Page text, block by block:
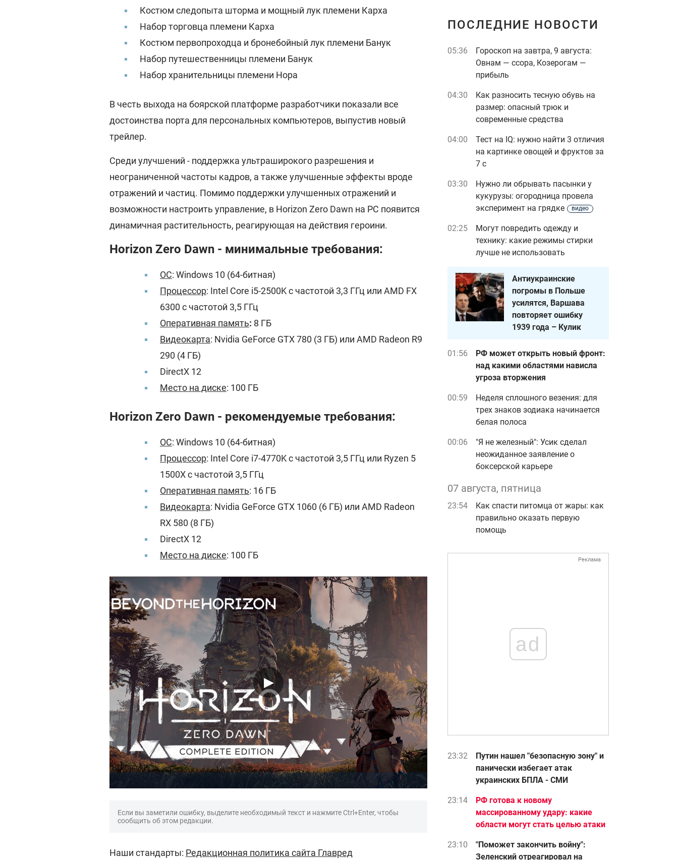
Костюм следопыта шторма и мощный лук племени Карха
Набор торговца племени Карха
Костюм первопроходца и бронебойный лук племени Банук
Набор путешественницы племени Банук
Набор хранительницы племени Нора
В честь выхода на боярской платформе разработчики показали все
достоинства порта для персональных компьютеров, выпустив новый
трейлер.
Среди улучшений - поддержка ультраширокого разрешения и
неограниченной частоты кадров, а также улучшенные эффекты вроде
отражений и частиц. Помимо поддержки улучшенных отражений и
возможности настроить управление, в Horizon Zero Dawn на PC появится
динамичная растительность, реагирующая на действия героини.
Horizon Zero Dawn - минимальные требования:
ОС: Windows 10 (64-битная)
Процессор: Intel Core i5-2500K с частотой 3,3 ГГц или AMD FX
6300 с частотой 3,5 ГГц
Оперативная память: 8 ГБ
Видеокарта: Nvidia GeForce GTX 780 (3 ГБ) или AMD Radeon R9
290 (4 ГБ)
DirectX 12
Место на диске: 100 ГБ
Horizon Zero Dawn - рекомендуемые требования:
ОС: Windows 10 (64-битная)
Процессор: Intel Core i7-4770K с частотой 3,5 ГГц или Ryzen 5
1500X с частотой 3,5 ГГц
Оперативная память: 16 ГБ
Видеокарта: Nvidia GeForce GTX 1060 (6 ГБ) или AMD Radeon
RX 580 (8 ГБ)
DirectX 12
Место на диске: 100 ГБ
Если вы заметили ошибку, выделите необходимый текст и нажмите Ctrl+Enter, чтобы
сообщить об этом редакции.
Наши стандарты: Редакционная политика сайта Главред
ПОСЛЕДНИЕ НОВОСТИ
05:36
Гороскоп на завтра, 9 августа:
Овнам — ссора, Козерогам —
прибыль
04:30
Как разносить тесную обувь на
размер: опасный трюк и
современные средства
04:00
Тест на IQ: нужно найти 3 отличия
на картинке овощей и фруктов за
7 с
03:30
Нужно ли обрывать пасынки у
кукурузы: огородница провела
эксперимент на грядке
видео
02:25
Могут повредить одежду и
технику: какие режимы стирки
лучше не использовать
Антиукраинские
погромы в Польше
усилятся, Варшава
повторяет ошибку
1939 года – Кулик
01:56
РФ может открыть новый фронт:
над какими областями нависла
угроза вторжения
00:59
Неделя сплошного везения: для
трех знаков зодиака начинается
белая полоса
00:06
"Я не железный": Усик сделал
неожиданное заявление о
боксерской карьере
07 августа, пятница
23:54
Как спасти питомца от жары: как
правильно оказать первую
помощь
Реклама
ad
23:32
Путин нашел "безопасную зону" и
панически избегает атак
украинских БПЛА - СМИ
23:14
РФ готова к новому
массированному удару: какие
области могут стать целью атаки
23:10
"Поможет закончить войну":
Зеленский отреагировал на